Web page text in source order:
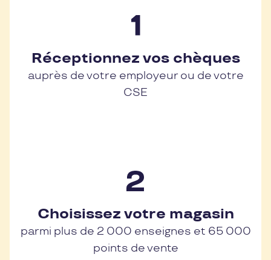
Réceptionnez vos chèques
auprès de votre employeur ou de votre
CSE
Choisissez votre magasin
parmi plus de 2 000 enseignes et 65 000
points de vente